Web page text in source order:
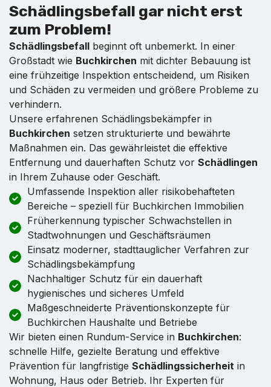
Schädlingsbefall gar nicht erst
zum Problem!
Schädlingsbefall beginnt oft unbemerkt. In einer
Großstadt wie Buchkirchen mit dichter Bebauung ist
eine frühzeitige Inspektion entscheidend, um Risiken
und Schäden zu vermeiden und größere Probleme zu
verhindern.
Unsere erfahrenen Schädlingsbekämpfer in
Buchkirchen setzen strukturierte und bewährte
Maßnahmen ein. Das gewährleistet die effektive
Entfernung und dauerhaften Schutz vor Schädlingen
in Ihrem Zuhause oder Geschäft.
Umfassende Inspektion aller risikobehafteten
Bereiche – speziell für Buchkirchen Immobilien
Früherkennung typischer Schwachstellen in
Stadtwohnungen und Geschäftsräumen
Einsatz moderner, stadttauglicher Verfahren zur
Schädlingsbekämpfung
Nachhaltiger Schutz für ein dauerhaft
hygienisches und sicheres Umfeld
Maßgeschneiderte Präventionskonzepte für
Buchkirchen Haushalte und Betriebe
Wir bieten einen Rundum-Service in Buchkirchen:
schnelle Hilfe, gezielte Beratung und effektive
Prävention für langfristige Schädlingssicherheit in
Wohnung, Haus oder Betrieb. Ihr Experten für